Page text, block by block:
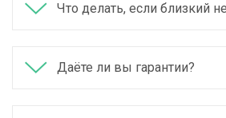
Что делать, если близкий
Даёте ли вы гарантии?